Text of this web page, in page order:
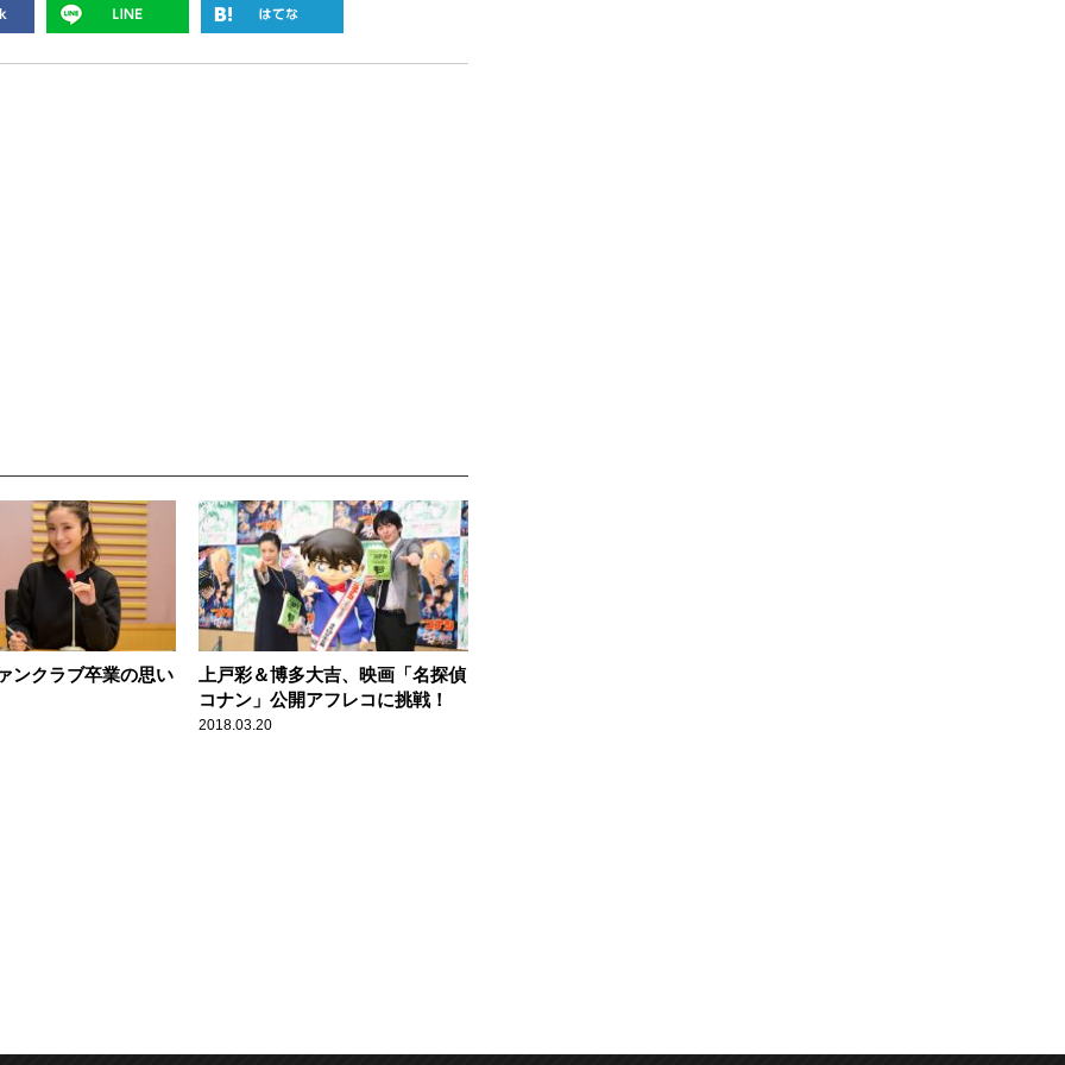
ンクラブ卒業の思い
上戸彩＆博多大吉、映画「名探偵
コナン」公開アフレコに挑戦！
2018.03.20